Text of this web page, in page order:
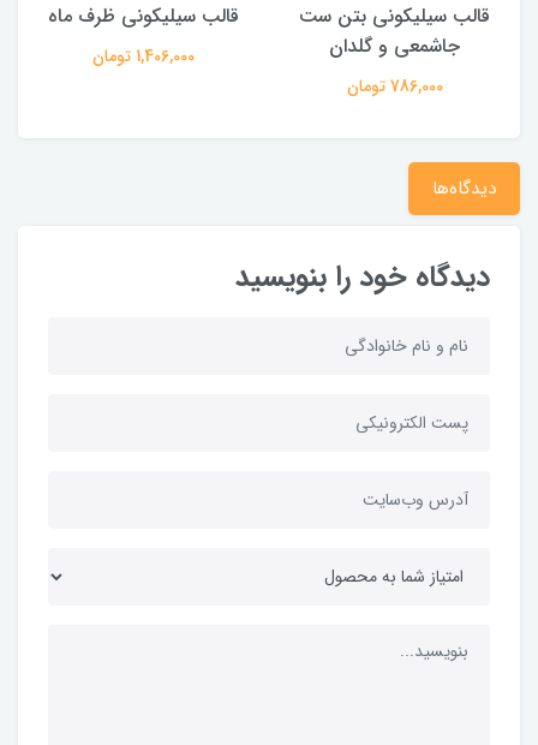
قالب سیلیکونی بتن ست
جاشمعی و گلدان
786,000 تومان
قالب سیلیکونی ظرف ماه
1,406,000 تومان
دیدگاه‌ها
دیدگاه خود را بنویسید